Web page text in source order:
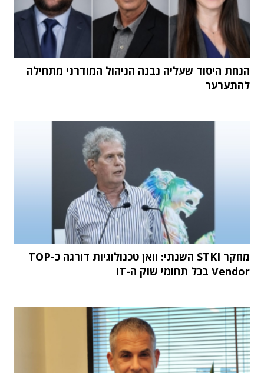
הנחת היסוד שעליה נבנה הניהול המודרני מתחילה
להתערער
מחקר STKI השנתי: וואן טכנולוגיות דורגה כ-TOP
Vendor בכל תחומי שוק ה-IT